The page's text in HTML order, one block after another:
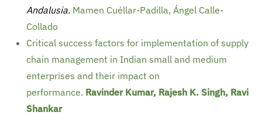
Andalusia. Mamen Cuéllar-Padilla, Ángel Calle-
Collado
Critical success factors for implementation of supply
chain management in Indian small and medium
enterprises and their impact on
performance. Ravinder Kumar, Rajesh K. Singh, Ravi
Shankar